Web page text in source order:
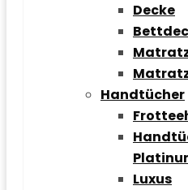
Decke
Handtücher
Luxus